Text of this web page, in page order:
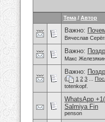
Тема / Автор
Важно:
Вячеслав
Важно:
Макс
Важно:
( 1 2 3
totenkopf.
WhatsApp
Salmiya Fin
penson